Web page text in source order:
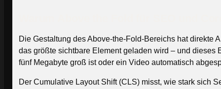
Die Gestaltung des Above-the-Fold-Bereichs hat direkte
das größte sichtbare Element geladen wird – und dieses
fünf Megabyte groß ist oder ein Video automatisch
Der Cumulative Layout Shift (CLS) misst, wie stark sich